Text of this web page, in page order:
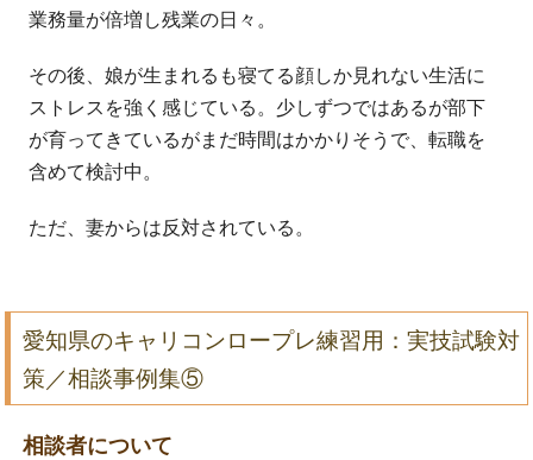
業務量が倍増し残業の日々。
その後、娘が生まれるも寝てる顔しか見れない生活に
ストレスを強く感じている。少しずつではあるが部下
が育ってきているがまだ時間はかかりそうで、転職を
含めて検討中。
ただ、妻からは反対されている。
愛知県のキャリコンロープレ練習用：実技試験対
策／相談事例集⑤
相談者について